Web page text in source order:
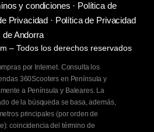
y condiciones · Política de
Privacidad · Política de Privacidad
de Andorra
– Todos los derechos reservados
por Internet. Consulta los
360Scooters en Península y
a Península y Baleares. La
de la búsqueda se basa, además,
principales (por orden de
coincidencia del término de